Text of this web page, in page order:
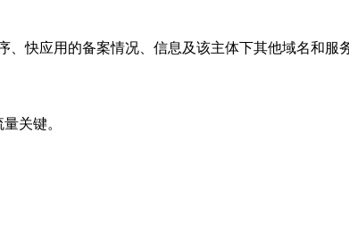
快应用的备案情况、信息及该主体下其他域名和服
关键。